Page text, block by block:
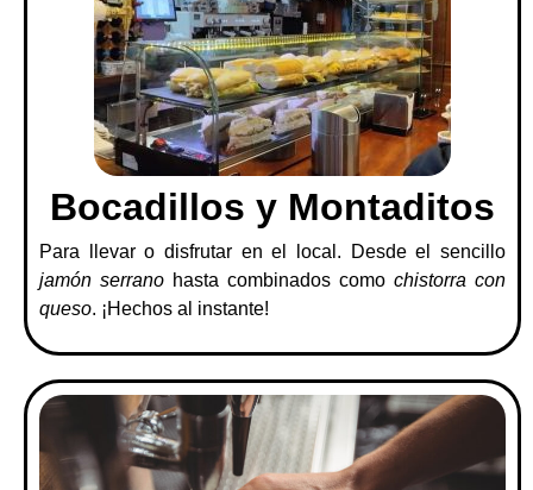
Bocadillos y Montaditos
Para llevar o disfrutar en el local. Desde el sencillo
jamón serrano hasta combinados como chistorra con
queso. ¡Hechos al instante!